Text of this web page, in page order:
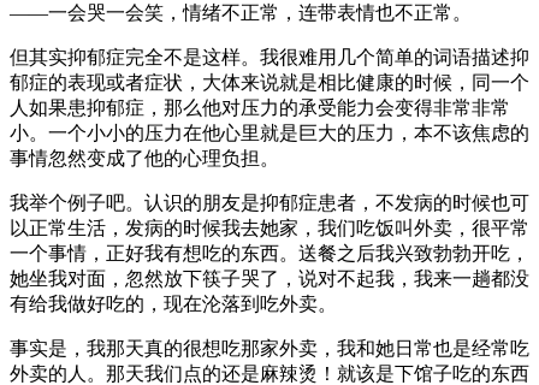
——一会哭一会笑，情绪不正常，连带表情也不正常。
但其实抑郁症完全不是这样。我很难用几个简单的词语描述抑
郁症的表现或者症状，大体来说就是相比健康的时候，同一个
人如果患抑郁症，那么他对压力的承受能力会变得非常非常
小。一个小小的压力在他心里就是巨大的压力，本不该焦虑的
事情忽然变成了他的心理负担。
我举个例子吧。认识的朋友是抑郁症患者，不发病的时候也可
以正常生活，发病的时候我去她家，我们吃饭叫外卖，很平常
一个事情，正好我有想吃的东西。送餐之后我兴致勃勃开吃，
她坐我对面，忽然放下筷子哭了，说对不起我，我来一趟都没
有给我做好吃的，现在沦落到吃外卖。
事实是，我那天真的很想吃那家外卖，我和她日常也是经常吃
外卖的人。那天我们点的还是麻辣烫！就该是下馆子吃的东西